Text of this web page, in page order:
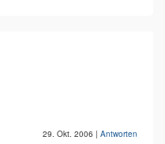
29. Okt. 2006 | Antworten